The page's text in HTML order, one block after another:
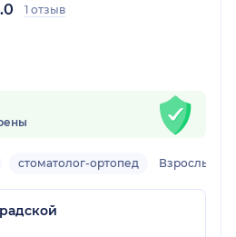
1 отзыв
стоматолог-ортопед Взрослый